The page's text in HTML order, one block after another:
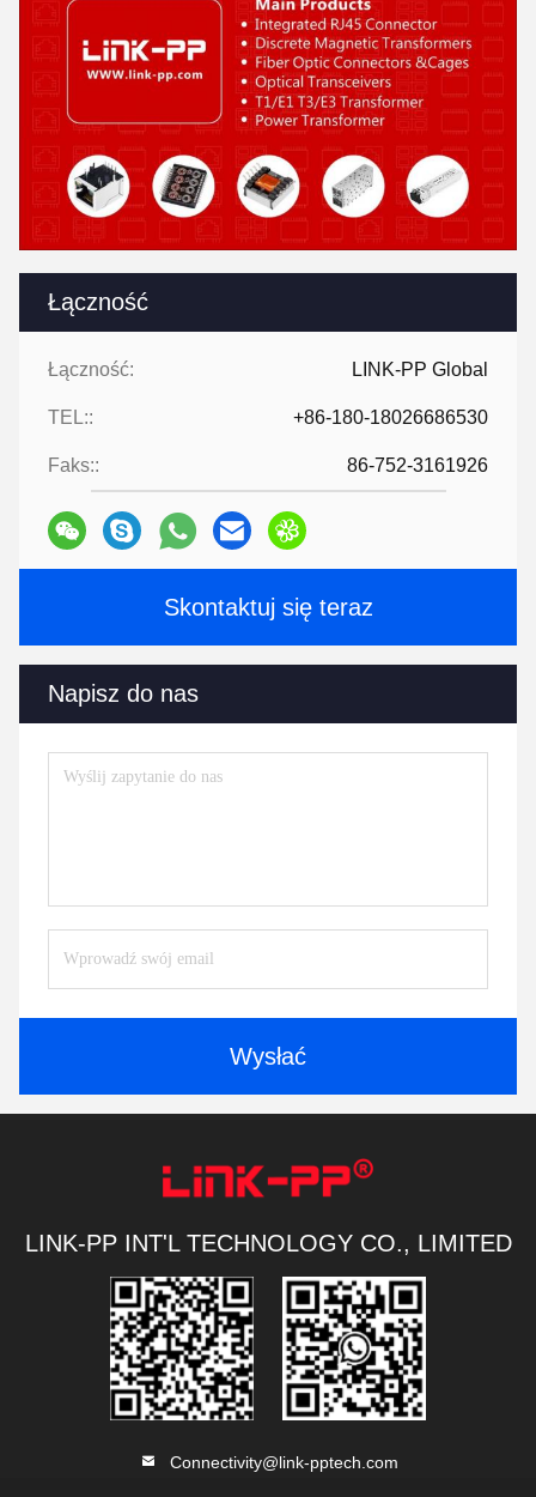
Łączność
Łączność: LINK-PP Global
TEL:: +86-180-18026686530
Faks:: 86-752-3161926
Skontaktuj się teraz
Napisz do nas
Wysłać
LINK-PP INT'L TECHNOLOGY CO., LIMITED
Connectivity@link-pptech.com